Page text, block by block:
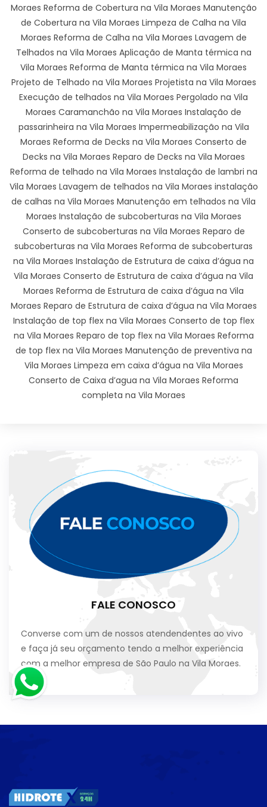
Moraes Reforma de Cobertura na Vila Moraes Manutenção
de Cobertura na Vila Moraes Limpeza de Calha na Vila
Moraes Reforma de Calha na Vila Moraes Lavagem de
Telhados na Vila Moraes Aplicação de Manta térmica na
Vila Moraes Reforma de Manta térmica na Vila Moraes
Projeto de Telhado na Vila Moraes Projetista na Vila Moraes
Execução de telhados na Vila Moraes Pergolado na Vila
Moraes Caramanchão na Vila Moraes Instalação de
passarinheira na Vila Moraes Impermeabilização na Vila
Moraes Reforma de Decks na Vila Moraes Conserto de
Decks na Vila Moraes Reparo de Decks na Vila Moraes
Reforma de telhado na Vila Moraes Instalação de lambri na
Vila Moraes Lavagem de telhados na Vila Moraes instalação
de calhas na Vila Moraes Manutenção em telhados na Vila
Moraes Instalação de subcoberturas na Vila Moraes
Conserto de subcoberturas na Vila Moraes Reparo de
subcoberturas na Vila Moraes Reforma de subcoberturas
na Vila Moraes Instalação de Estrutura de caixa d’água na
Vila Moraes Conserto de Estrutura de caixa d’água na Vila
Moraes Reforma de Estrutura de caixa d’água na Vila
Moraes Reparo de Estrutura de caixa d’água na Vila Moraes
Instalação de top flex na Vila Moraes Conserto de top flex
na Vila Moraes Reparo de top flex na Vila Moraes Reforma
de top flex na Vila Moraes Manutenção de preventiva na
Vila Moraes Limpeza em caixa d’água na Vila Moraes
Conserto de Caixa d’agua na Vila Moraes Reforma
completa na Vila Moraes
FALE CONOSCO
Converse com um de nossos atendendentes ao vivo
e faça já seu orçamento tendo a melhor experiência
com a melhor empresa de São Paulo na Vila Moraes.